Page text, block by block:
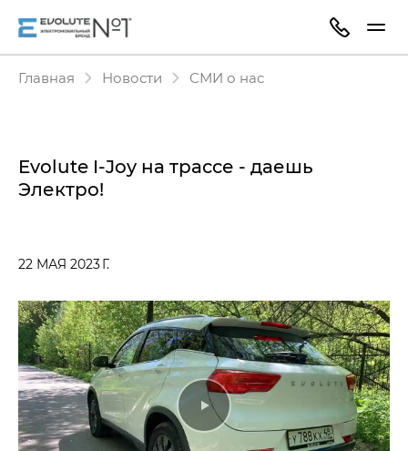
Главная Новости СМИ о нас
Evolute I-Joy на трассе - даешь
Электро!
22 МАЯ 2023 Г.